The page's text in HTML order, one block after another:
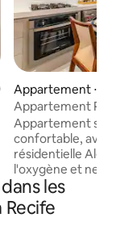
moyenne sur la
Appartement ⋅
Appartement
Wi-Fi • Proche de
Appartement
confortable,
résidentielle
l'oxygène et
entre les
moindres détails
séjour. Il est très
les
Recife